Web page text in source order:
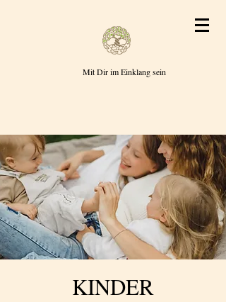
Mit Dir im Einklang sein
KINDER